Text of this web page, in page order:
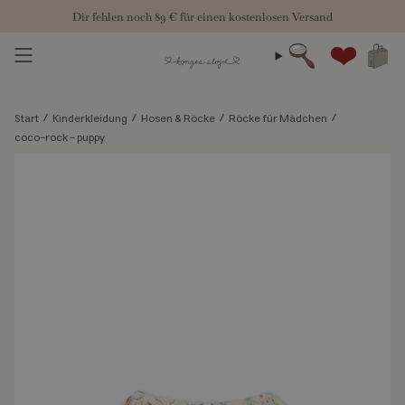
springen
Dir fehlen noch89 € für einen kostenlosen Versand
Suche
Start / Kinderkleidung / Hosen & Röcke / Röcke für Mädchen /
coco-rock - puppy